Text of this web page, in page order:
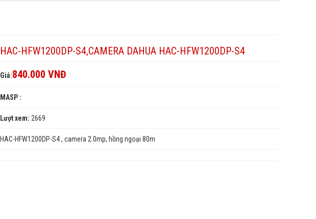
HAC-HFW1200DP-S4,CAMERA DAHUA HAC-HFW1200DP-S4
Giá:840.000 VNĐ
MASP :
Lượt xem: 2669
HAC-HFW1200DP-S4 , camera 2.0mp, hồng ngoại 80m